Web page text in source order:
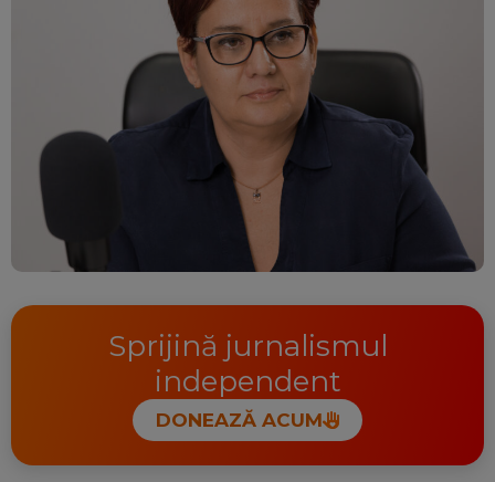
Sprijină jurnalismul
independent
DONEAZĂ ACUM